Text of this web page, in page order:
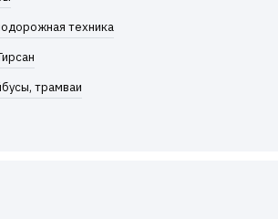
КАРДАННЫЕ
техника
трамваи